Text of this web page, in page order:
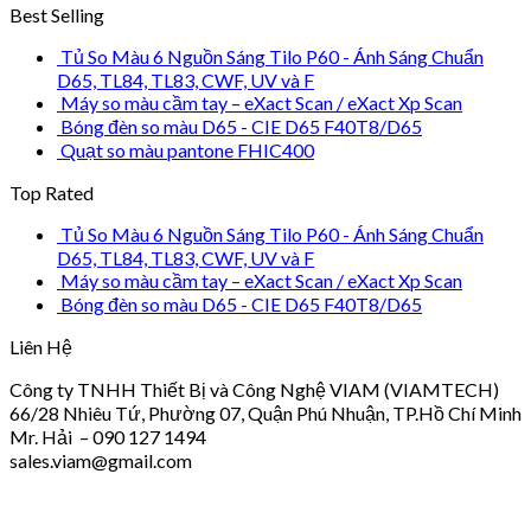
Best Selling
Tủ So Màu 6 Nguồn Sáng Tilo P60 - Ánh Sáng Chuẩn
D65, TL84, TL83, CWF, UV và F
Máy so màu cầm tay – eXact Scan / eXact Xp Scan
Bóng đèn so màu D65 - CIE D65 F40T8/D65
Quạt so màu pantone FHIC400
Top Rated
Tủ So Màu 6 Nguồn Sáng Tilo P60 - Ánh Sáng Chuẩn
D65, TL84, TL83, CWF, UV và F
Máy so màu cầm tay – eXact Scan / eXact Xp Scan
Bóng đèn so màu D65 - CIE D65 F40T8/D65
Liên Hệ
Công ty TNHH Thiết Bị và Công Nghệ VIAM (VIAMTECH)
66/28 Nhiêu Tứ, Phường 07, Quận Phú Nhuận, TP.Hồ Chí Minh
Mr. Hải – 090 127 1494
sales.viam@gmail.com